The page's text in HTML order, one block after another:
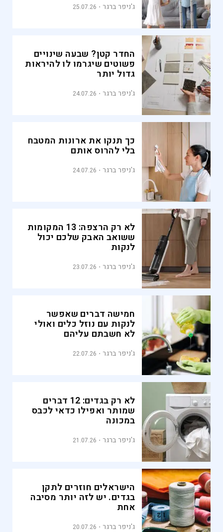
ג'ניפר ברגר 25.07.26
החדר קטן? שבעה שינויים
פשוטים שיגרמו לו להיראות
גדול יותר
ג'ניפר ברגר 24.07.26
כך תנקו את ארונות המטבח
בלי להרוס אותם
ג'ניפר ברגר 24.07.26
לא רק הרצפה: 13 המקומות
ששואב האבק שלכם יכול
לנקות
ג'ניפר ברגר 23.07.26
חמישה דברים שאפשר
לנקות עם נוזל כלים ואולי
לא חשבתם עליהם
ג'ניפר ברגר 22.07.26
לא רק בגדים: 12 דברים
שמותר ואפילו כדאי לכבס
במכונה
ג'ניפר ברגר 21.07.26
הישראלים חוזרים לתקן
בגדים. יש לזה יותר מסיבה
אחת
ג'ניפר ברגר 20.07.26